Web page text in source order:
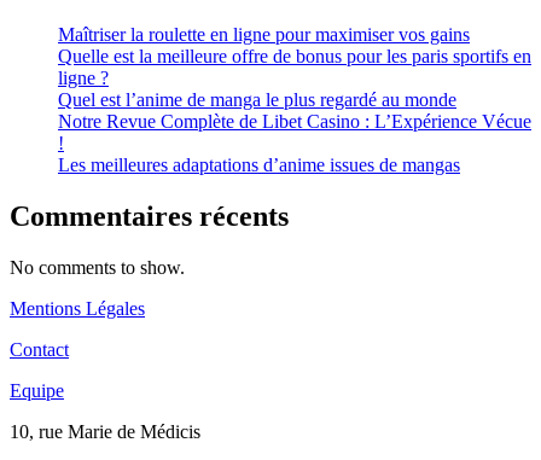
Maîtriser la roulette en ligne pour maximiser vos gains
Quelle est la meilleure offre de bonus pour les paris sportifs en
ligne ?
Quel est l’anime de manga le plus regardé au monde
Notre Revue Complète de Libet Casino : L’Expérience Vécue
!
Les meilleures adaptations d’anime issues de mangas
Commentaires récents
No comments to show.
Mentions Légales
Contact
Equipe
10, rue Marie de Médicis